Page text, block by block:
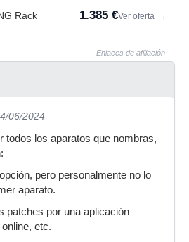
Rack 1.385 €Ver oferta →
Enlaces de afiliación
06/2024
todos los aparatos que nombras,
pero personalmente no lo
aparato.
patches por una aplicación
etc.